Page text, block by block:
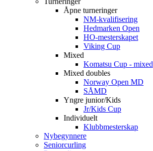
Åpne turneringer
NM-kvalifisering
Hedmarken Open
HO-mesterskapet
Viking Cup
Mixed
Komatsu Cup - mixed
Mixed doubles
Norway Open MD
SÅMD
Yngre junior/Kids
Jr/Kids Cup
Individuelt
Klubbmesterskap
Nybegynnere
Seniorcurling